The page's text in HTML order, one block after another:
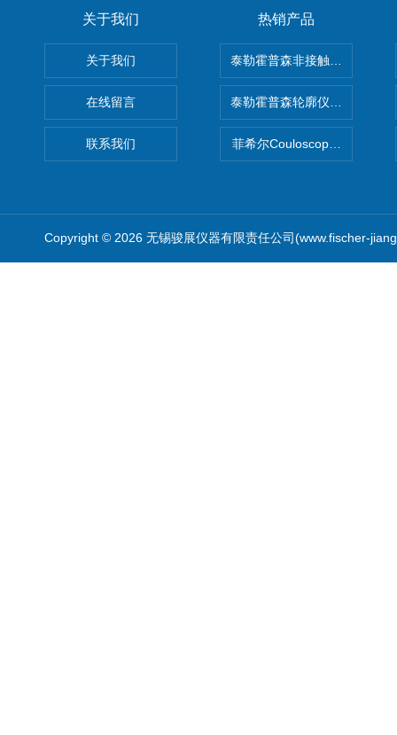
关于我们
关于我们
在线留言
联系我们
热销产品
泰勒霍普森非接触式轮廓仪
泰勒霍普森轮廓仪|TAYLOR
菲希尔Couloscope CMS2电
Copyright © 2026 无锡骏展仪器有限责任公司(www.fischer-